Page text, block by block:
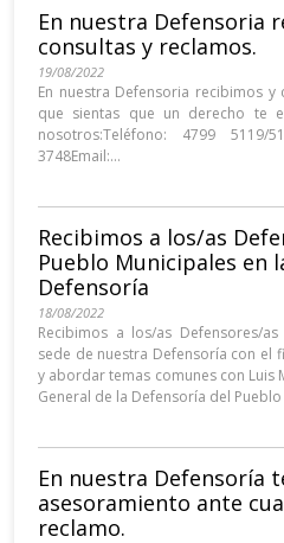
En nuestra Defensoria
consultas y reclamos.
19/08/2022
En nuestra Defensoria recibimos y
que sientas que un derecho te
nosotros:Teléfono: 4799 5119/
3748Email:...
Recibimos a los/as
Pueblo Municipales en
Defensoría
18/08/2022
Recibimos a los/as Defensores/
sede de nuestra Defensoría con el
y abordar temas comunes con Luis
General de la Defensoría del Pueblo
En nuestra Defensoría
asesoramiento ante
reclamo.